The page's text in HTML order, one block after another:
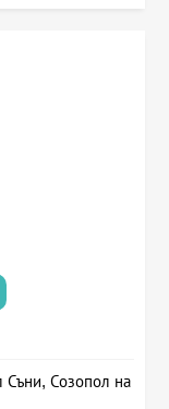
Созопол на